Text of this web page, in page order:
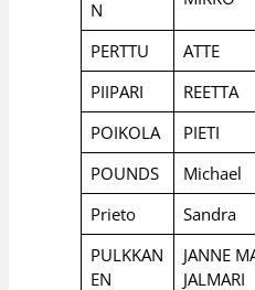
N
PERTTU ATTE
PIIPARI
REETTA
POIKOLA
PIETI
POUNDS
Michael
Prieto
Sandra
PULKKAN
EN
JANNE
JALMARI